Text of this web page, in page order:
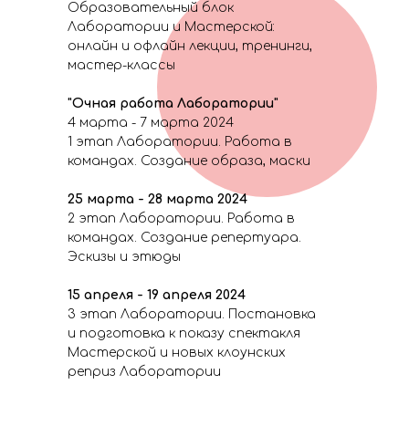
Образовательный блок
Лаборатории и Мастерской:
онлайн и офлайн лекции, тренинги,
мастер-классы
"Очная работа Лаборатории"
4 марта - 7 марта 2024
1 этап Лаборатории. Работа в
командах. Создание образа, маски
25 марта - 28 марта 2024
2 этап Лаборатории. Работа в
командах. Создание репертуара.
Эскизы и этюды
15 апреля - 19 апреля 2024
3 этап Лаборатории. Постановка
и подготовка к показу спектакля
Мастерской и новых клоунских
реприз Лаборатории